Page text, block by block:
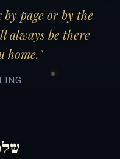
by page or by the
always be there
home."